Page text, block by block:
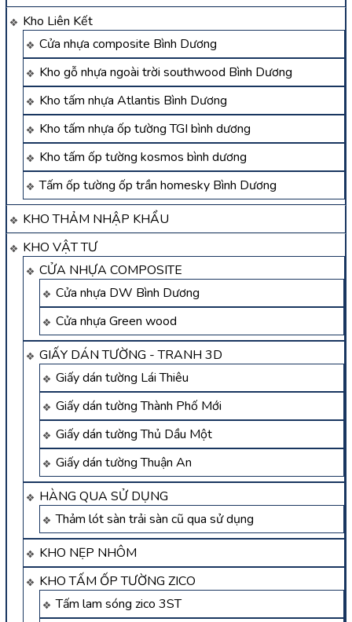
Kho Liên Kết
Cửa nhựa composite Bình Dương
Kho gỗ nhựa ngoài trời southwood Bình Dương
Kho tấm nhựa Atlantis Bình Dương
Kho tấm nhựa ốp tường TGI bình dương
Kho tấm ốp tường kosmos bình dương
Tấm ốp tường ốp trần homesky Bình Dương
KHO THẢM NHẬP KHẨU
KHO VẬT TƯ
CỬA NHỰA COMPOSITE
Cửa nhựa DW Bình Dương
Cửa nhựa Green wood
GIẤY DÁN TƯỜNG - TRANH 3D
Giấy dán tường Lái Thiêu
Giấy dán tường Thành Phố Mới
Giấy dán tường Thủ Dầu Một
Giấy dán tường Thuận An
HÀNG QUA SỬ DỤNG
Thảm lót sàn trải sàn cũ qua sử dụng
KHO NẸP NHÔM
KHO TẤM ỐP TƯỜNG ZICO
Tấm lam sóng zico 3ST